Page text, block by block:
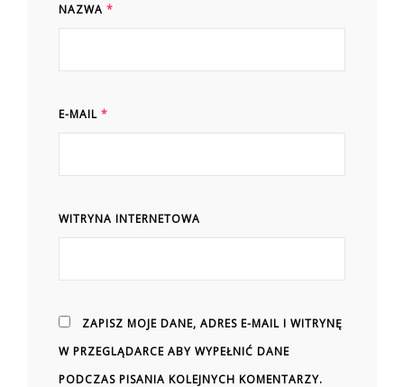
NAZWA *
E-MAIL *
WITRYNA INTERNETOWA
ZAPISZ MOJE DANE, ADRES E-MAIL I WITRYNĘ
W PRZEGLĄDARCE ABY WYPEŁNIĆ DANE
PODCZAS PISANIA KOLEJNYCH KOMENTARZY.